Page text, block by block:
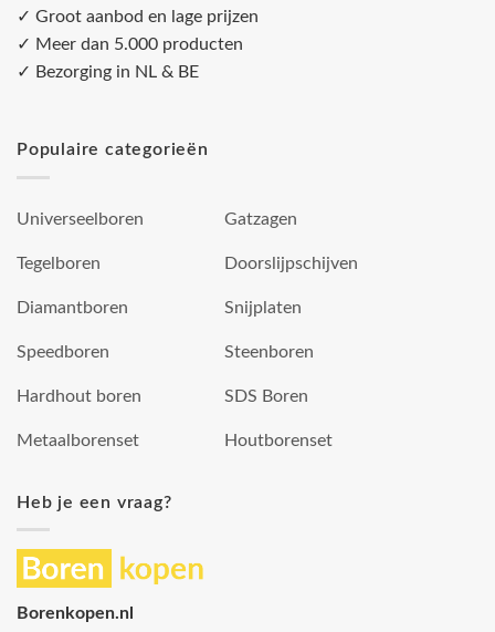
✓ Groot aanbod en lage prijzen
✓ Meer dan 5.000 producten
✓ Bezorging in NL & BE
Populaire categorieën
Universeelboren
Tegelboren
Diamantboren
Speedboren
Hardhout boren
Metaalborenset
Gatzagen
Doorslijpschijven
Snijplaten
Steenboren
SDS Boren
Houtborenset
Heb je een vraag?
Borenkopen.nl